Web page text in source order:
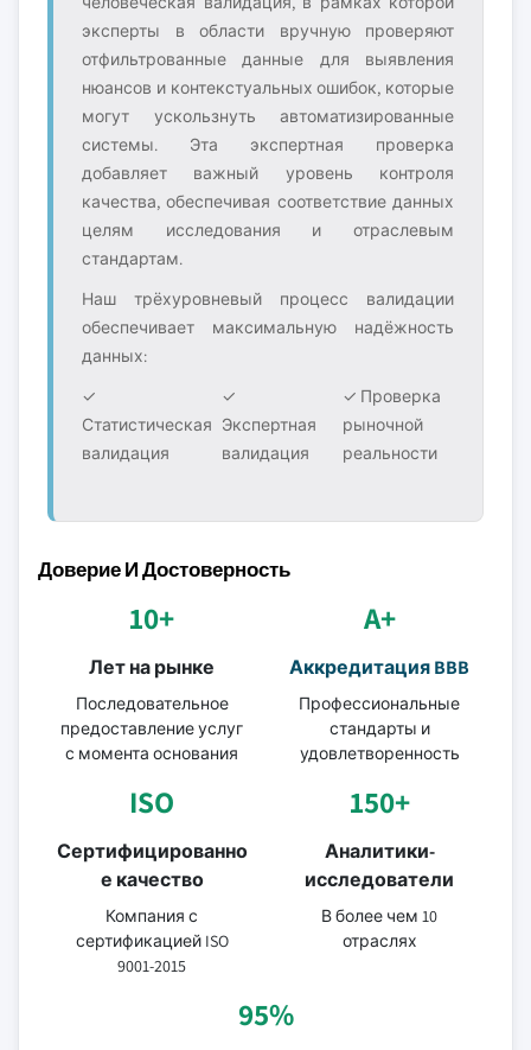
эксперты в области вручную проверяют
отфильтрованные данные для выявления
нюансов и контекстуальных ошибок, которые
могут ускользнуть автоматизированные
системы. Эта экспертная проверка
добавляет важный уровень контроля
качества, обеспечивая соответствие данных
целям исследования и отраслевым
стандартам.
Наш трёхуровневый процесс валидации
обеспечивает максимальную надёжность
данных:
✓
Статистическая
валидация
✓
Экспертная
валидация
✓ Проверка
рыночной
реальности
Доверие И Достоверность
10+
Лет на рынке
Последовательное
предоставление услуг
с момента основания
A+
Аккредитация BBB
Профессиональные
стандарты и
удовлетворенность
ISO
Сертифицированно
е качество
Компания с
сертификацией ISO
9001-2015
150+
Аналитики-
исследователи
В более чем 10
отраслях
95%